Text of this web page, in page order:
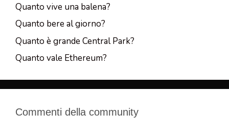
Quanto vive una balena?
Quanto bere al giorno?
Quanto è grande Central Park?
Quanto vale Ethereum?
Commenti della community